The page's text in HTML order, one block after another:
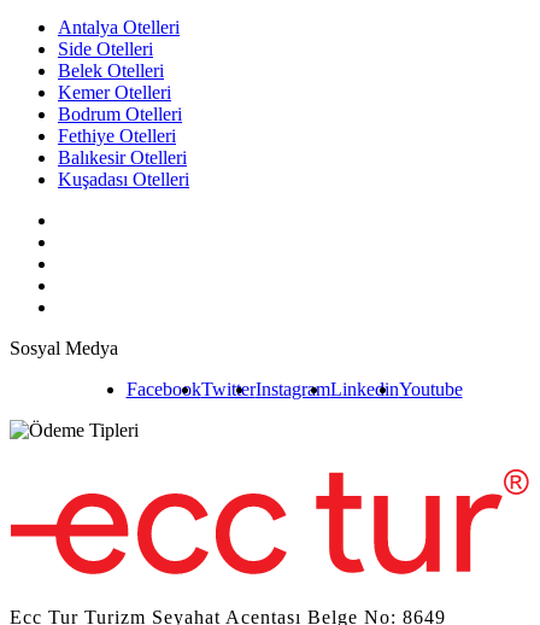
Antalya Otelleri
Side Otelleri
Belek Otelleri
Kemer Otelleri
Bodrum Otelleri
Fethiye Otelleri
Balıkesir Otelleri
Kuşadası Otelleri
Sosyal Medya
FacebookTwitterInstagramLinkedinYoutube
Ecc Tur Turizm Seyahat Acentası Belge No: 8649